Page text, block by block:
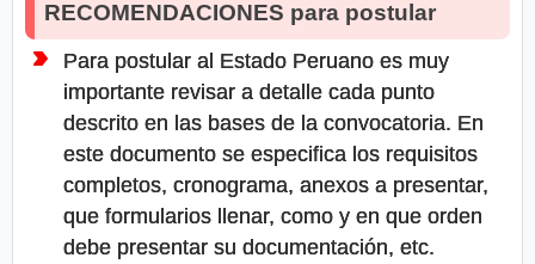
RECOMENDACIONES para postular
Para postular al Estado Peruano es muy
importante revisar a detalle cada punto
descrito en las bases de la convocatoria. En
este documento se especifica los requisitos
completos, cronograma, anexos a presentar,
que formularios llenar, como y en que orden
debe presentar su documentación, etc.